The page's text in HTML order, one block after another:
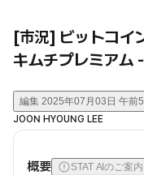
[市況] ビットコイ
キムチプレミアム
編集 2025年07月03日 午前
JOON HYOUNG LEE
概要 STAT AIのご案内